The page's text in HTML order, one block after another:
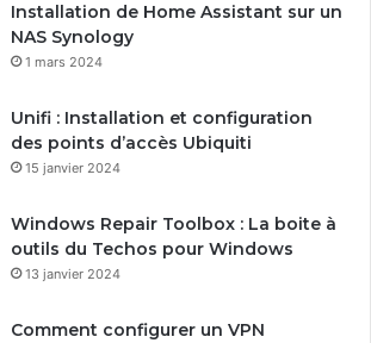
Installation de Home Assistant sur un
NAS Synology
1 mars 2024
Unifi : Installation et configuration
des points d’accès Ubiquiti
15 janvier 2024
Windows Repair Toolbox : La boite à
outils du Techos pour Windows
13 janvier 2024
Comment configurer un VPN